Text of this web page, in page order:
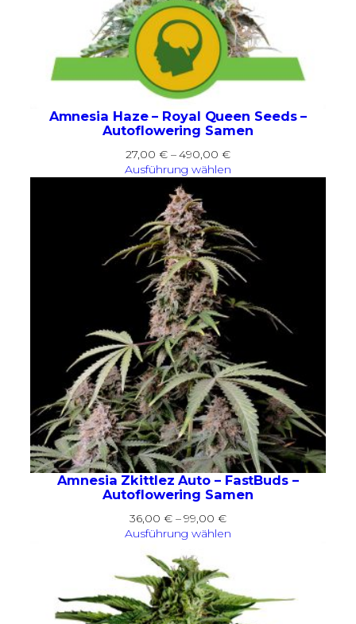
Amnesia Haze – Royal Queen Seeds –
Autoflowering Samen
27,00 € –490,00 €Preisspanne:
27,00 €
Ausführung wählen
Amnesia Zkittlez Auto – FastBuds –
Autoflowering Samen
36,00 € –99,00 €Preisspanne:
36,00 €
Ausführung wählen